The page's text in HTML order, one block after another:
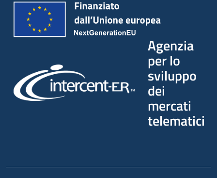
Agenzia
per lo
sviluppo
dei
mercati
telematici